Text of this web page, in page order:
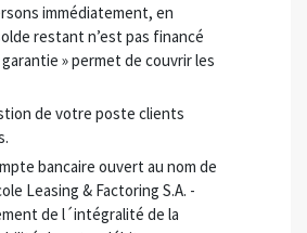
immédiatement, en
restant n’est pas financé
» permet de couvrir les
de votre poste clients
bancaire ouvert au nom de
Leasing & Factoring S.A. -
de l´intégralité de la